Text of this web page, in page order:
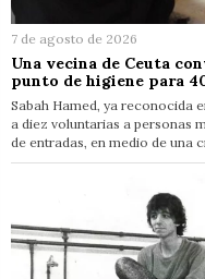
7 de agosto de 2026
Una vecina de Ceuta
punto de higiene para
Sabah Hamed, ya reconocida
a diez voluntarias a personas
de entradas, en medio de una